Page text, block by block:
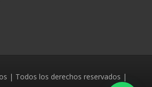
| Todos los derechos reservados |